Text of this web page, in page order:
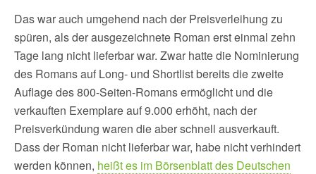
Das war auch umgehend nach der Preisverleihung zu
spüren, als der ausgezeichnete Roman erst einmal zehn
Tage lang nicht lieferbar war. Zwar hatte die Nominierung
des Romans auf Long- und Shortlist bereits die zweite
Auflage des 800-Seiten-Romans ermöglicht und die
verkauften Exemplare auf 9.000 erhöht, nach der
Preisverkündung waren die aber schnell ausverkauft.
Dass der Roman nicht lieferbar war, habe nicht verhindert
werden können, heißt es im Börsenblatt des Deutschen